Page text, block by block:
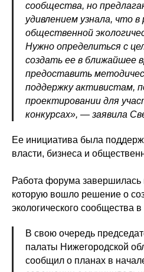
сообщества, но
удивлением узнала, что
общественной
Нужно определиться с
создать ее в ближайшее
предоставить
поддержку активистам,
проектировании для
конкурсах», — заявила
Ее инициатива была
власти, бизнеса и
Работа форума
которую вошло решение о
экологического сообщества
В свою очередь
палаты Нижегородской
сообщил о планах в